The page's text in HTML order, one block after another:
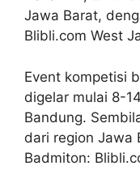
Jawa Barat,
Blibli.com West
Event kompetisi
digelar mulai 8-
Bandung.
dari region Jawa
Badmiton: